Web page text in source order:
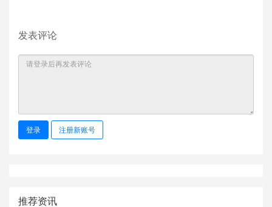
发表评论
登录 注册新账号
推荐资讯